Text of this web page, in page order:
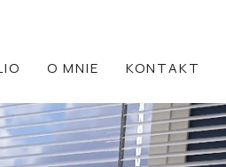
O MNIE KONTAKT